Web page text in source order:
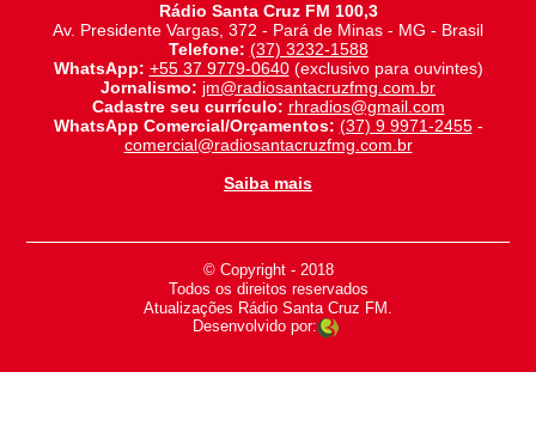
Rádio Santa Cruz FM 100,3
Av. Presidente Vargas, 372 - Pará de Minas - MG - Brasil
Telefone: (37) 3232-1588
WhatsApp: +55 37 9779-0640(exclusivo para ouvintes)
Jornalismo: jm@radiosantacruzfmg.com.br
Cadastre seu currículo: rhradios@gmail.com
WhatsApp Comercial/Orçamentos: (37) 9 9971-2455-
comercial@radiosantacruzfmg.com.br
Saiba mais
© Copyright - 2018
-
Todos os direitos reservados
-
Atualizações Rádio Santa Cruz FM.
Desenvolvido por: